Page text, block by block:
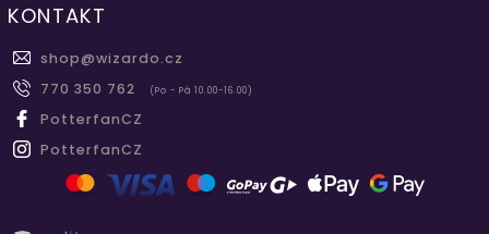
KONTAKT
shop@wizardo.cz
770 350 762
(Po - Pá 10.00-16.00)
PotterfanCZ
PotterfanCZ